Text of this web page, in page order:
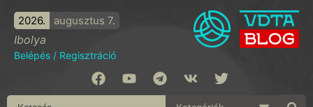
2026. augusztus 7.
Ibolya
Belépés / Regisztráció